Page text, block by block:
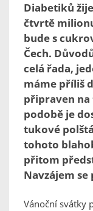
Diabetiků
čtvrtě
bude s
Čech.
celá řada,
máme příliš
připraven na
podobě je
tukové
tohoto
přitom
Navzájem
Vánoční svátky